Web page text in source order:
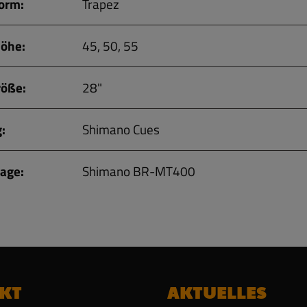
45, 50, 55
28"
Shimano Cues
Shimano BR-MT400
AKTUELLES